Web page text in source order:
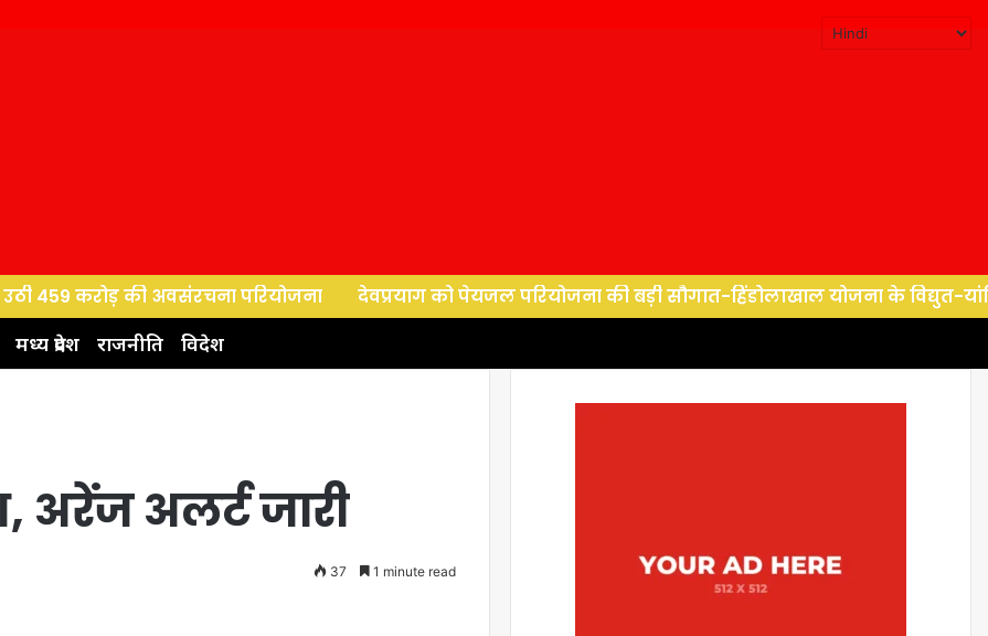
करोड़ की अवसंरचना परियोजना देवप्रयाग को पेयजल परियोजना की बड़ी सौगात-हिंडोलाखाल योजना के विद्युत-यांत्रिक
मध्य प्रदेश राजनीति विदेश
अरेंज अलर्ट जारी
37 1 minute read